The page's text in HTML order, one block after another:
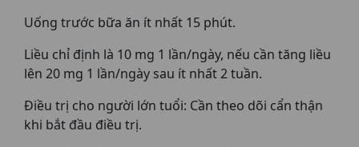
Uống trước bữa ăn ít nhất 15 phút.
Liều chỉ định là 10 mg 1 lần/ngày, nếu cần tăng liều
lên 20 mg 1 lần/ngày sau ít nhất 2 tuần.
Điều trị cho người lớn tuổi: Cần theo dõi cẩn thận
khi bắt đầu điều trị.